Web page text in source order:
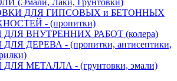
(Эмали, Лаки, Грунтовки)
ДЛЯ ГИПСОВЫХ и БЕТОННЫХ
- (пропитки)
ДЛЯ ВНУТРЕННИХ РАБОТ (колера)
ДЕРЕВА - (пропитки, антисептики,
МЕТАЛЛА - (грунтовки, эмали)